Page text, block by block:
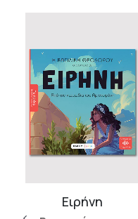
Ειρήνη